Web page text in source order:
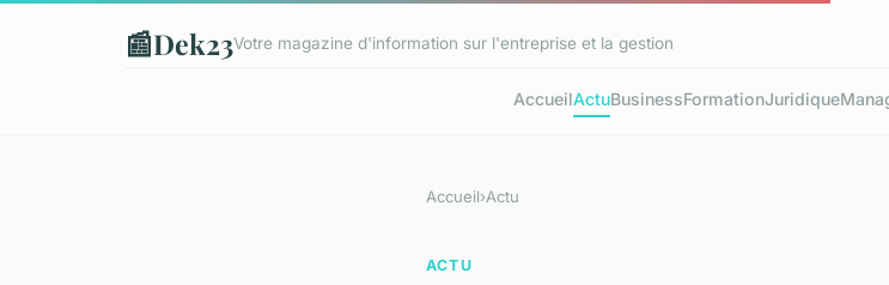
📰Dek23Votre magazine d'information sur l'entreprise et la gestion
AccueilActuBusinessFormationJuridique
Accueil›Actu
ACTU